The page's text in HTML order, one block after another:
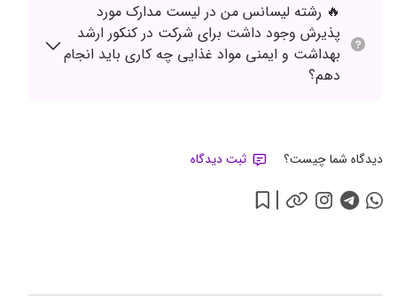
🔥 رشته لیسانس من در لیست مدارک مورد
پذیرش وجود داشت برای شرکت در کنکور ارشد
بهداشت و ایمنی مواد غذایی چه کاری باید انجام
دهم؟
دیدگاه شما چیست؟ ثبت دیدگاه